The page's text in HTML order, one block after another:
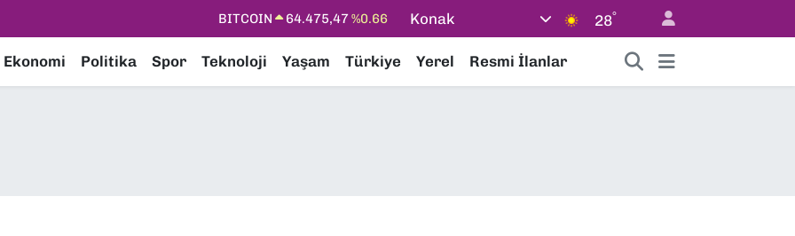
BITCOIN 64.475,47%0.66
DOLAR
47,5971%0.05
EURO
55,1336
%0.18
Konak 28°
Ekonomi Politika Spor Teknoloji Yaşam Türkiye Yerel Resmi İlanlar